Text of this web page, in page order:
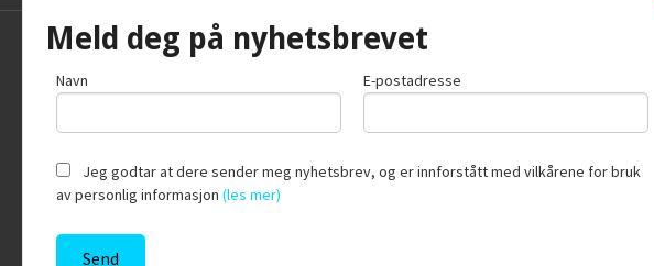
Frakt
Vår nettbutikk bruker cookies slik
bruker cookies hovedsaklig til å
din. Fortsett å
Meld deg på nyhetsbrevet
Navn E-postadresse
Jeg godtar at dere sender meg nyhetsbrev, og er innforstått med vilkårene for bruk
av personlig informasjon (les mer)